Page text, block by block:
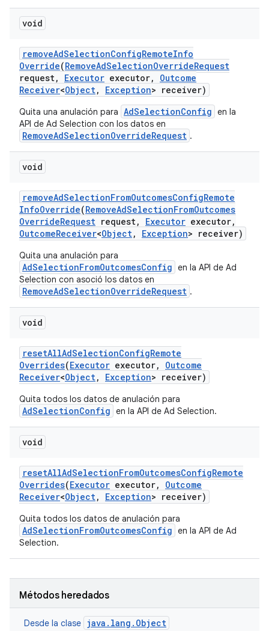
void
removeAdSelectionConfigRemoteInfo
Override(RemoveAdSelectionOverrideRequest
request, Executor executor,
Outcome
Receiver<Object, Exception> receiver)
Quita una anulación para AdSelectionConfig en la
API de Ad Selection con los datos en
RemoveAdSelectionOverrideRequest .
void
removeAdSelectionFromOutcomesConfigRemote
InfoOverride(RemoveAdSelectionFromOutcomes
OverrideRequest request, Executor executor,
OutcomeReceiver<Object, Exception> receiver)
Quita una anulación para
AdSelectionFromOutcomesConfig en la API de Ad
Selection con asoció los datos en
RemoveAdSelectionOverrideRequest .
void
resetAllAdSelectionConfigRemote
Overrides(Executor executor,
Outcome
Receiver<Object, Exception> receiver)
Quita todos los datos de anulación para
AdSelectionConfig en la API de Ad Selection.
void
resetAllAdSelectionFromOutcomesConfigRemote
Overrides(Executor executor,
Outcome
Receiver<Object, Exception> receiver)
Quita todos los datos de anulación para
AdSelectionFromOutcomesConfig en la API de Ad
Selection.
Métodos heredados
Desde la clase java.lang.Object